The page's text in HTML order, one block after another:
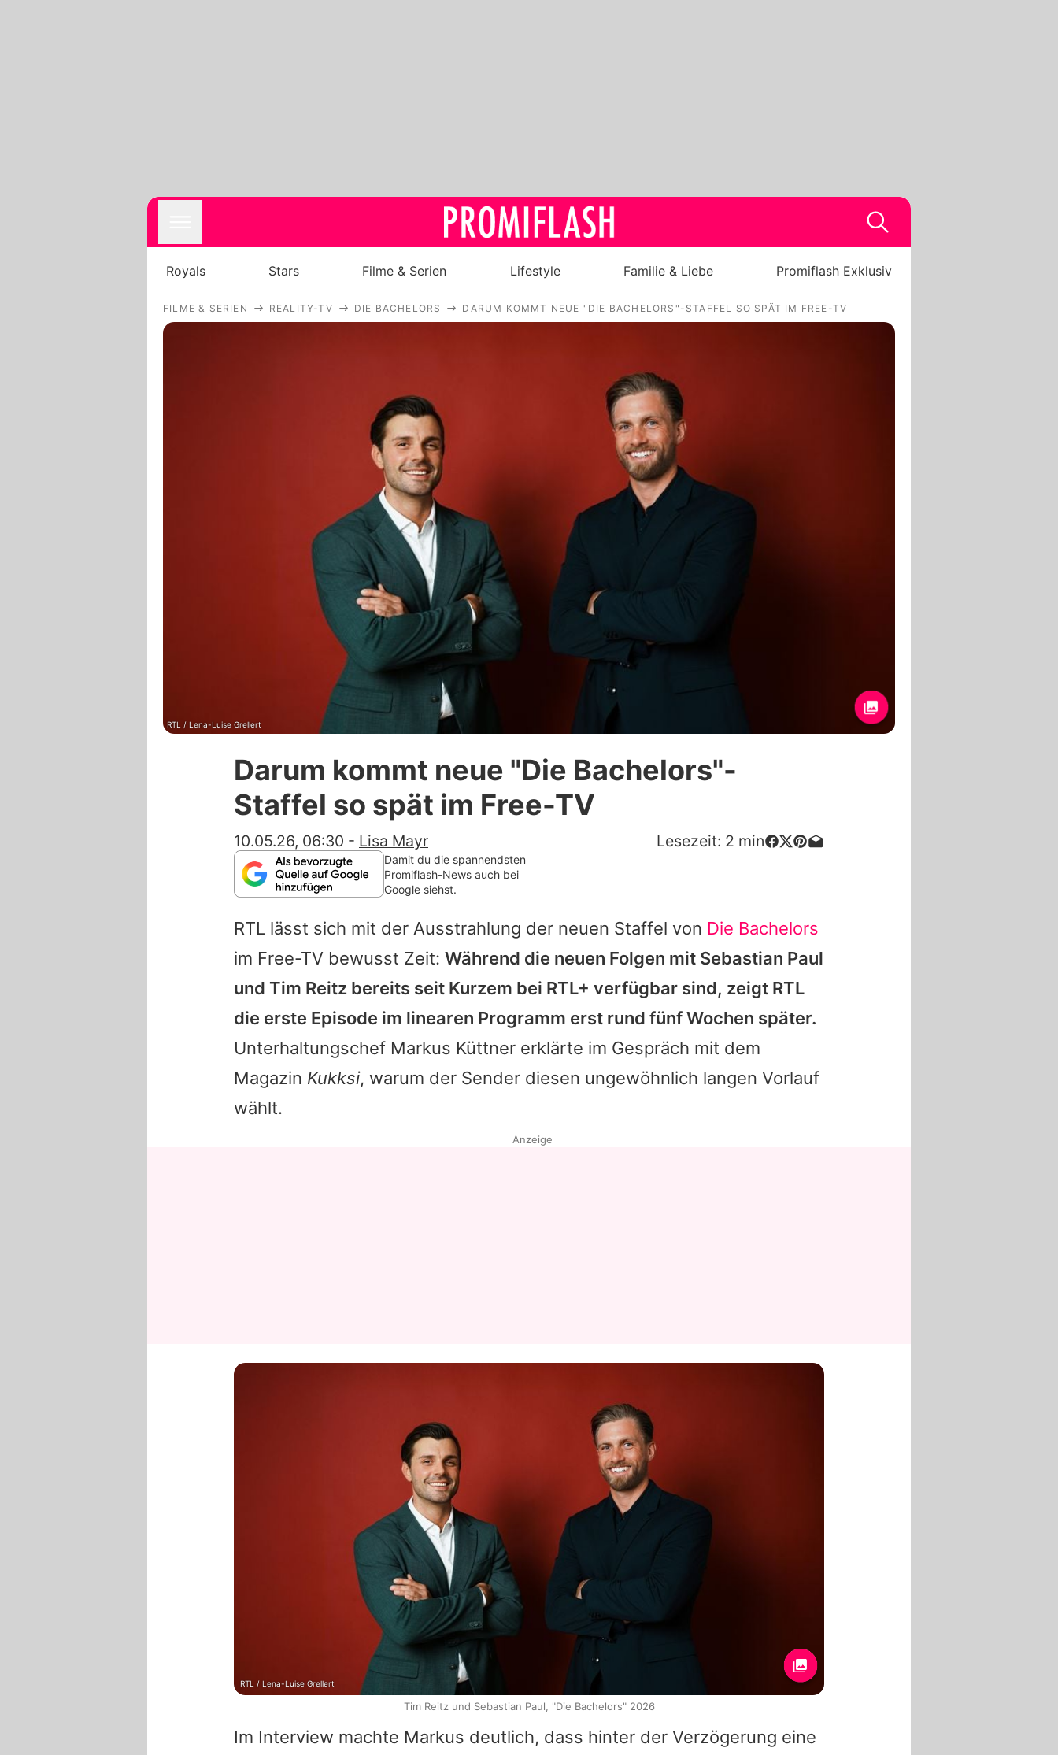
Royals
Alle Themen auf Promiflash
App runterladen
Team
Redaktionelle Richtlinien
Datenschutzerklärung
Nutzungsbedingungen
Utiq verwalten
Royals Stars Filme & Serien Lifestyle Familie & Liebe Promiflash Exklusiv
FILME & SERIEN REALITY-TV DIE BACHELORS DARUM KOMMT NEUE "DIE BACHELORS"-STAFFEL SO SPÄT IM FREE-TV
RTL / Lena-Luise Grellert
Darum kommt neue "Die Bachelors"-
Staffel so spät im Free-TV
10.05.26, 06:30 - Lisa Mayr Lesezeit: 2 min
Damit du die spannendsten
Promiflash-News auch bei
Google siehst.
RTL lässt sich mit der Ausstrahlung der neuen Staffel von Die Bachelors
im Free-TV bewusst Zeit: Während die neuen Folgen mit Sebastian Paul
und Tim Reitz bereits seit Kurzem bei RTL+ verfügbar sind, zeigt RTL
die erste Episode im linearen Programm erst rund fünf Wochen später.
Unterhaltungschef Markus Küttner erklärte im Gespräch mit dem
Magazin Kukksi, warum der Sender diesen ungewöhnlich langen Vorlauf
wählt.
Im Interview machte Markus deutlich, dass hinter der Verzögerung eine
Anzeige
RTL / Lena-Luise Grellert
Tim Reitz und Sebastian Paul, "Die Bachelors" 2026